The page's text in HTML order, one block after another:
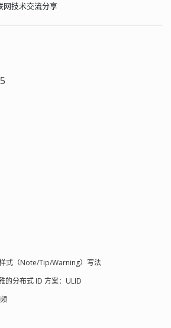
网技术交流分享
式（Note/Tip/Warning）写法
的分布式 ID 方案：ULID